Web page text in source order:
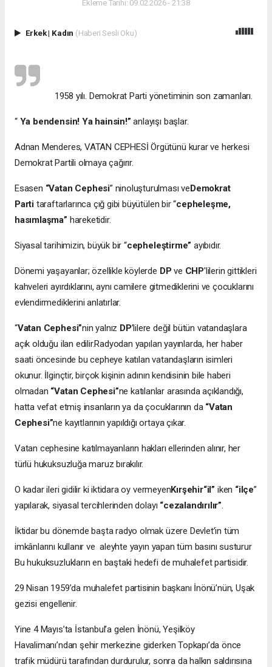
Ekleme Tarihi: 09.02.2026 - 21:38
Erkek| Kadın (Haberi Sesli Oku)
1958 yılı. Demokrat Parti yönetiminin son zamanları.
“ Ya bendensin! Ya hainsin!” anlayışı başlar.
Adnan Menderes, VATAN CEPHESİ Örgütünü kurar ve herkesi
Demokrat Partili olmaya çağırır.
Esasen “Vatan Cephesi” ninoluşturulması veDemokrat
Parti taraftarlarınca çığ gibi büyütülen bir “cepheleşme,
hasımlaşma” hareketidir.
Siyasal tarihimizin, büyük bir “cepheleştirme” ayıbıdır.
Dönemi yaşayanlar; özellikle köylerde DP ve CHP'lilerin gittikleri
kahveleri ayırdıklarını, aynı camilere gitmediklerini ve çocuklarını
evlendirmediklerini anlatırlar.
“Vatan Cephesi”nin yalnız DP’lilere değil bütün vatandaşlara
açık olduğu ilan edilir.Radyodan yapılan yayınlarda, her haber
saati öncesinde bu cepheye katılan vatandaşların isimleri
okunur. İlginçtir, birçok kişinin adının kendisinin bile haberi
olmadan “Vatan Cephesi”ne katılanlar arasında açıklandığı,
hatta vefat etmiş insanların ya da çocuklarının da “Vatan
Cephesi”ne kayıtlarının yapıldığı ortaya çıkar.
Vatan cephesine katılmayanların hakları ellerinden alınır, her
türlü hukuksuzluğa maruz bırakılır.
O kadar ileri gidilir ki iktidara oy vermeyenKırşehir“il” iken “ilçe”
yapılarak, siyasal tercihlerinden dolayı “cezalandırılır”.
İktidar bu dönemde başta radyo olmak üzere Devlet’in tüm
imkânlarını kullanır ve aleyhte yayın yapan tüm basını susturur
Bu hukuksuzlukların en baştaki hedefi de muhalefet partisidir.
29 Nisan 1959’da muhalefet partisinin başkanı İnönü’nün, Uşak
gezisi engellenir.
Yine 4 Mayıs’ta İstanbul’a gelen İnönü, Yeşilköy
Havalimanı’ndan şehir merkezine giderken Topkapı’da önce
trafik müdürü tarafından durdurulur, sonra da halkın saldırısına